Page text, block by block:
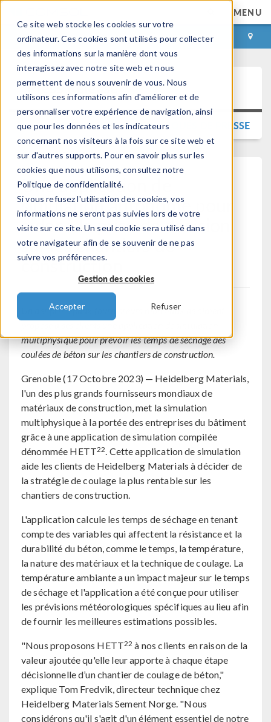
Ce site web stocke les cookies sur votre
ordinateur. Ces cookies sont utilisés pour collecter
des informations sur la manière dont vous
interagissez avec notre site web et nous
permettent de nous souvenir de vous. Nous
utilisons ces informations afin d'améliorer et de
personnaliser votre expérience de navigation, ainsi
que pour les données et les indicateurs
concernant nos visiteurs à la fois sur ce site web et
sur d'autres supports. Pour en savoir plus sur les
cookies que nous utilisons, consultez notre
Politique de confidentialité.
Si vous refusez l'utilisation des cookies, vos
informations ne seront pas suivies lors de votre
visite sur ce site. Un seul cookie sera utilisé dans
votre navigateur afin de se souvenir de ne pas
suivre vos préférences.
Gestion des cookies
Accepter Refuser
MENU
CONNEXION CONTACT
Press Release
RETOUR AUX COMMUNIQUÉS DE PRESSE
Une application de
simulation autonome pour
aider à la prise de décision
sur les chantiers de
construction
Un des principaux fournisseurs mondiaux de ciment
multiphysique pour prévoir les temps de séchage des
coulées de béton sur les chantiers de construction.
Grenoble (17 Octobre 2023) — Heidelberg Materials,
l'un des plus grands fournisseurs mondiaux de
matériaux de construction, met la simulation
multiphysique à la portée des entreprises du bâtiment
grâce à une application de simulation compilée
dénommée HETT22. Cette application de simulation
aide les clients de Heidelberg Materials à décider de
la stratégie de coulage la plus rentable sur les
chantiers de construction.
L'application calcule les temps de séchage en tenant
compte des variables qui affectent la résistance et la
durabilité du béton, comme le temps, la température,
la nature des matériaux et la technique de coulage. La
température ambiante a un impact majeur sur le temps
de séchage et l'application a été conçue pour utiliser
les prévisions météorologiques spécifiques au lieu afin
de fournir les meilleures estimations possibles.
"Nous proposons HETT22 à nos clients en raison de la
valeur ajoutée qu'elle leur apporte à chaque étape
décisionnelle d’un chantier de coulage de béton,"
explique Tom Fredvik, directeur technique chez
Heidelberg Materials Sement Norge. "Nous
considérons qu'il s'agit d'un élément essentiel de notre